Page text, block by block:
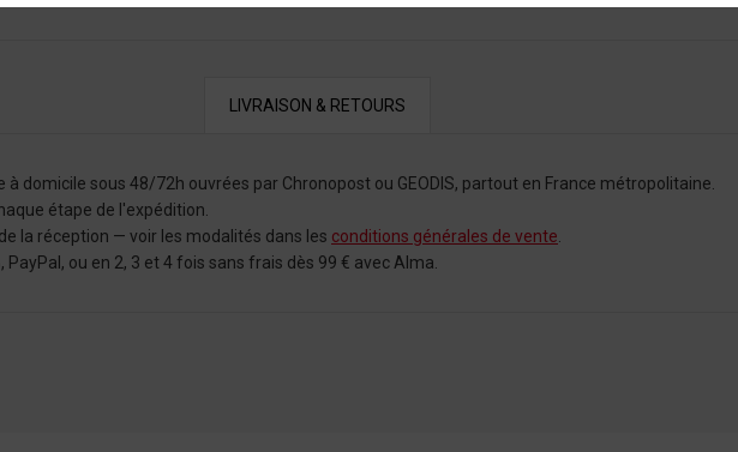
LIVRAISON & RETOURS
à domicile sous 48/72h ouvrées par Chronopost ou GEODIS, partout en France métropolitaine.
étape de l'expédition.
la réception — voir les modalités dans les conditions générales de vente.
ou en 2, 3 et 4 fois sans frais dès 99 € avec Alma.